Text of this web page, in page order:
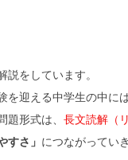
をしています。
迎える中学生の中に
形式は、 長文読解（
すさ」 につながってい